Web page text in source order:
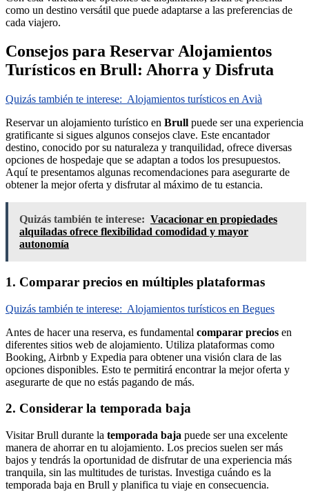
como un destino versátil que puede adaptarse a las preferencias de
cada viajero.
Consejos para Reservar Alojamientos
Turísticos en Brull: Ahorra y Disfruta
Quizás también te interese: Alojamientos turísticos en Avià
Reservar un alojamiento turístico en Brull puede ser una experiencia
gratificante si sigues algunos consejos clave. Este encantador
destino, conocido por su naturaleza y tranquilidad, ofrece diversas
opciones de hospedaje que se adaptan a todos los presupuestos.
Aquí te presentamos algunas recomendaciones para asegurarte de
obtener la mejor oferta y disfrutar al máximo de tu estancia.
Quizás también te interese: Vacacionar en propiedades
alquiladas ofrece flexibilidad comodidad y mayor
autonomía
1. Comparar precios en múltiples plataformas
Quizás también te interese: Alojamientos turísticos en Begues
Antes de hacer una reserva, es fundamental comparar precios en
diferentes sitios web de alojamiento. Utiliza plataformas como
Booking, Airbnb y Expedia para obtener una visión clara de las
opciones disponibles. Esto te permitirá encontrar la mejor oferta y
asegurarte de que no estás pagando de más.
2. Considerar la temporada baja
Visitar Brull durante la temporada baja puede ser una excelente
manera de ahorrar en tu alojamiento. Los precios suelen ser más
bajos y tendrás la oportunidad de disfrutar de una experiencia más
tranquila, sin las multitudes de turistas. Investiga cuándo es la
temporada baja en Brull y planifica tu viaje en consecuencia.